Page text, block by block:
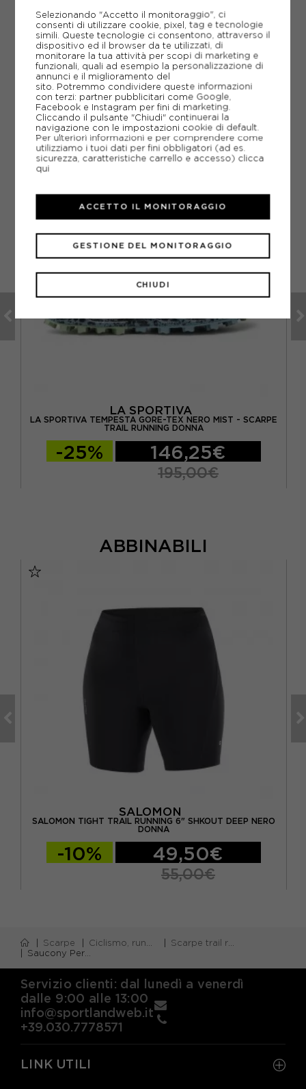
GUIDA ALLE TAGLIE
DOMANDE FREQUENTI
Come ordinare la taglia giusta?
CONSIGLIATI DA NOI
LA SPORTIVA
LA SPORTIVA TEMPESTA GORE-TEX NERO MIST - SCARPE
TRAIL RUNNING DONNA
-25% 146,25€
195,00€
ABBINABILI
SALOMON
SALOMON TIGHT TRAIL RUNNING 6" SHKOUT DEEP NERO
DONNA
-10% 49,50€
55,00€
Scarpe Ciclismo, running e piscina
Scarpe trail running
Saucony Peregrine 16 Aqua Citron - Scarpe Trail Running Donna
Servizio clienti: dal lunedì a venerdì
dalle 9:00 alle 13:00
info@sportlandweb.it
+39.030.7778571
LINK UTILI
Selezionando "Accetto il monitoraggio", ci
consenti di utilizzare cookie, pixel, tag e tecnologie
simili. Queste tecnologie ci consentono, attraverso il
dispositivo ed il browser da te utilizzati, di
monitorare la tua attività per scopi di marketing e
funzionali, quali ad esempio la personalizzazione di
annunci e il miglioramento del
sito. Potremmo condividere queste informazioni
con terzi: partner pubblicitari come Google,
Facebook e Instagram per fini di marketing.
Cliccando il pulsante "Chiudi" continuerai la
navigazione con le impostazioni cookie di default.
Per ulteriori informazioni e per comprendere come
utilizziamo i tuoi dati per fini obbligatori (ad es.
sicurezza, caratteristiche carrello e accesso) clicca
qui
CHIUDI
GESTIONE DEL MONITORAGGIO
ACCETTO IL MONITORAGGIO